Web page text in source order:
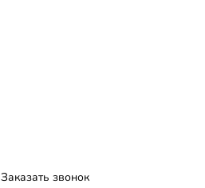
Заказать звонок